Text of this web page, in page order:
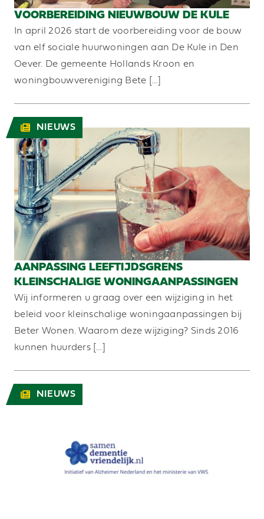
VOORBEREIDING NIEUWBOUW DE KULE
In april 2026 start de voorbereiding voor de bouw
van elf sociale huurwoningen aan De Kule in Den
Oever. De gemeente Hollands Kroon en
woningbouwvereniging Bete […]
NIEUWS
AANPASSING LEEFTIJDSGRENS
KLEINSCHALIGE WONINGAANPASSINGEN
Wij informeren u graag over een wijziging in het
beleid voor kleinschalige woningaanpassingen bij
Beter Wonen. Waarom deze wijziging? Sinds 2016
kunnen huurders […]
NIEUWS